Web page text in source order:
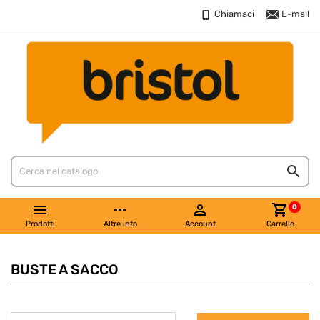
Chiamaci E-mail


Prodotti
more_horiz
Altre info

Account
shopping_cart 0
Carrello
BUSTE A SACCO